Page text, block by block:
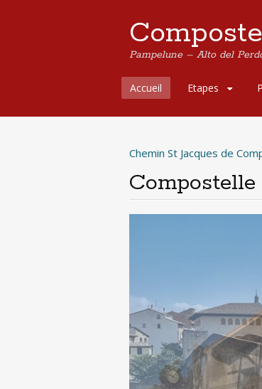
Pampelune – Alto del
Aller
au
contenu
Accueil Etapes
Chemin St Jacques de